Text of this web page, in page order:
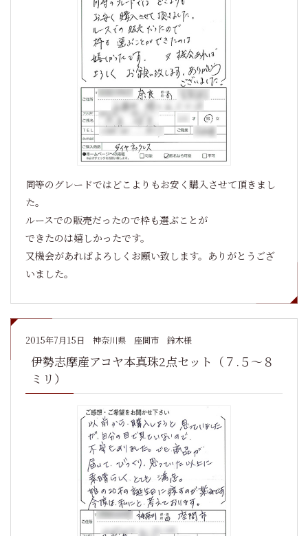
同等のグレードではどこよりもお安く購入させて頂きまし
た。
ルースでの販売だったので枠も選ぶことが
できたのは嬉しかったです。
又機会があればよろしくお願い致します。ありがとうござ
いました。
2015年7月15日 神奈川県 座間市 鈴木様
伊勢志摩産アコヤ本真珠2点セット（７.５～８
ミリ）